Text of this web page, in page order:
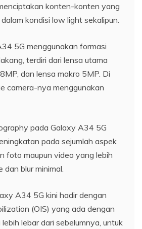
konten-konten yang
kondisi low light sekalipun.
5G menggunakan formasi
terdiri dari lensa utama
dan lensa makro 5MP. Di
camera-nya menggunakan
pada Galaxy A34 5G
pada sejumlah aspek
foto maupun video yang lebih
blur minimal.
A34 5G kini hadir dengan
(OIS) yang ada dengan
lebar dari sebelumnya, untuk